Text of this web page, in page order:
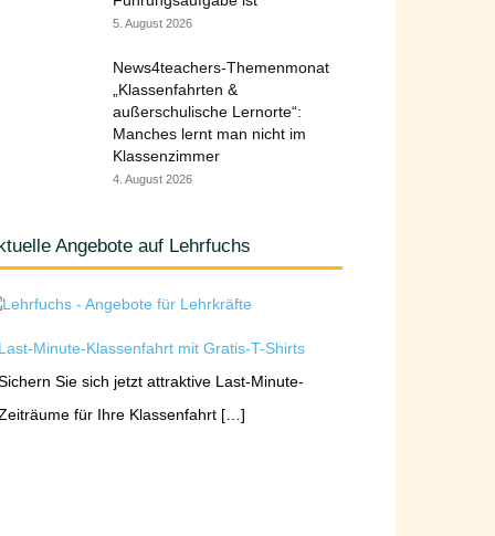
5. August 2026
News4teachers-Themenmonat
„Klassenfahrten &
außerschulische Lernorte“:
Manches lernt man nicht im
Klassenzimmer
4. August 2026
Angebote auf Lehrfuchs
Minute-Klassenfahrt mit Gratis-T-Shirts
Sie sich jetzt attraktive Last-Minute-
für Ihre Klassenfahrt […]